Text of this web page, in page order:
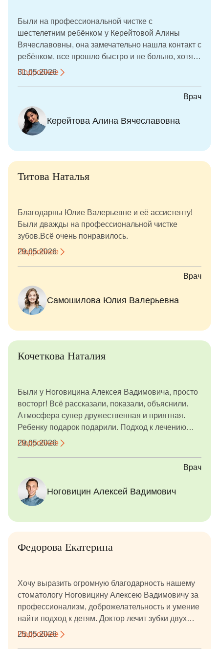
запоминающимся. Спасибо за заботу, внимание и
высокий уровень медицины!
Были на профессиональной чистке с
шестелетним ребёнком у Керейтовой Алины
Вячеславовны, она замечательно нашла контакт с
ребёнком, все прошло быстро и не больно, хотя
на зубах были камни. В конце подарили подарок,
Подробнее
31.05.2026
Врач
Керейтова Алина Вячеславовна
Титова Наталья
Благодарны Юлие Валерьевне и её ассистенту!
Были дважды на профессиональной чистке
зубов.Всё очень понравилось.
Подробнее
29.05.2026
Врач
Самошилова Юлия Валерьевна
Кочеткова Наталия
Были у Ноговицина Алексея Вадимовича, просто
восторг! Всё рассказали, показали, объяснили.
Атмосфера супер дружественная и приятная.
Ребенку подарок подарили. Подход к лечению
ответственный и квалифицированный. Остались
Подробнее
29.05.2026
Врач
Ноговицин Алексей Вадимович
Федорова Екатерина
Хочу выразить огромную благодарность нашему
стоматологу Ноговицину Алексею Вадимовичу за
профессионализм, доброжелательность и умение
найти подход к детям. Доктор лечит зубки двух
девочек — 10 и 12 лет. С первого приёма сумел
Подробнее
25.05.2026